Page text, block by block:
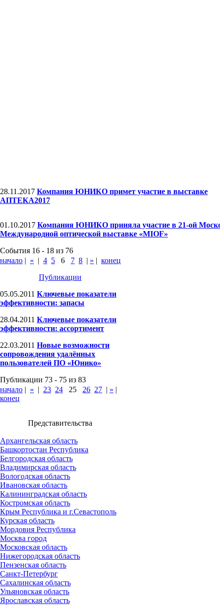
28.11.2017 Компания ЮНИКО примет участие в выставке
АПТЕКА2017
01.10.2017 Компания ЮНИКО приняла участие в 21-ой
Международной оптической выставке «MIOF»
События 16 - 18 из 76
начало | « | 4 5 6 7 8 | » | конец
Публикации
05.05.2011 Ключевые показатели
эффективности: запасы
28.04.2011 Ключевые показатели
эффективности: ассортимент
22.03.2011 Новые возможности
сопровождения удалённых
пользователей ПО «Юнико»
Публикации 73 - 75 из 83
начало | « | 23 24 25 26 27 | » |
конец
Представительства
Архангельская область
Башкортостан Республика
Белгородская область
Владимирская область
Вологодская область
Ивановская область
Калининградская область
Костромская область
Крым Республика и г.Севастополь
Курская область
Мордовия Республика
Москва город
Московская область
Нижегородская область
Пензенская область
Санкт-Петербург
Сахалинская область
Ульяновская область
Ярославская область